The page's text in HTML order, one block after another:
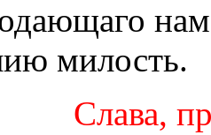
милость.
Слава,